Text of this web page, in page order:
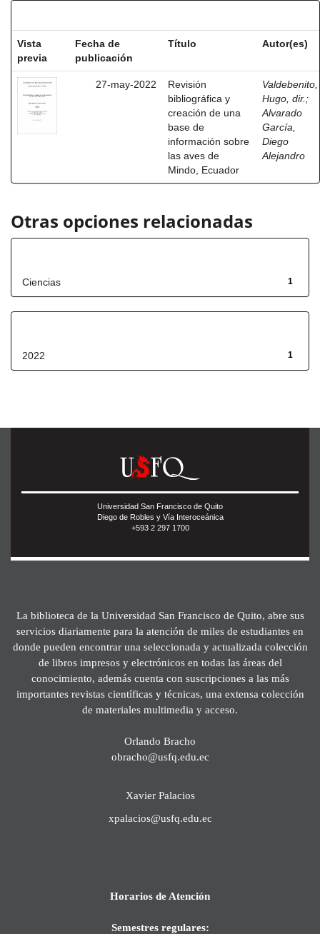
Vista
previa
Fecha de
publicación
Título Autor(es)
27-may-2022
Revisión
bibliográfica y
creación de una
base de
información sobre
las aves de
Mindo, Ecuador
Valdebenito,
Hugo, dir. ;
Alvarado
García,
Diego
Alejandro
Otras opciones relacionadas
1
Ciencias
1
2022
Universidad San Francisco de Quito
Diego de Robles y Vía Interoceánica
+593 2 297 1700
La biblioteca de la Universidad San Francisco de Quito, abre sus
servicios diariamente para la atención de miles de estudiantes en
donde pueden encontrar una seleccionada y actualizada colección
de libros impresos y electrónicos en todas las áreas del
conocimiento, además cuenta con suscripciones a las más
importantes revistas científicas y técnicas, una extensa colección
de materiales multimedia y acceso.
Orlando Bracho
obracho@usfq.edu.ec
Xavier Palacios
xpalacios@usfq.edu.ec
Horarios de Atención
Semestres regulares: